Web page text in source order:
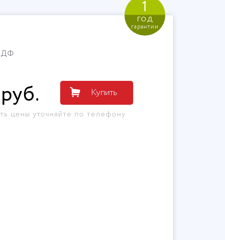
1
год
гарантии
руб. Купить
цены уточняйте по телефону